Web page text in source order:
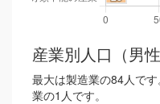
産業別人口（男性
最大は製造業の84人で
業の1人です。